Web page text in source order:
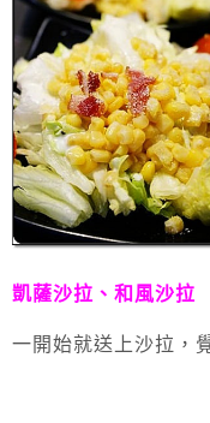
凱薩沙拉、和風沙拉
一開始就送上沙拉，